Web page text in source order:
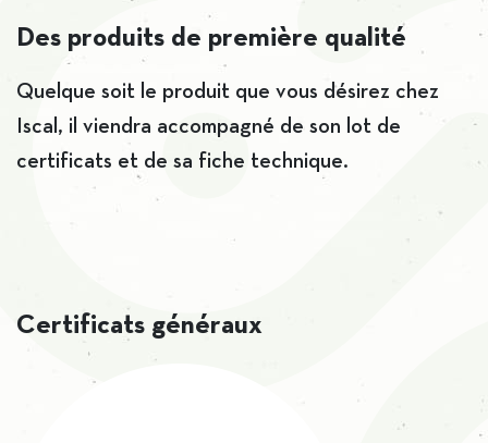
Des produits de première qualité
Quelque soit le produit que vous désirez chez
Iscal, il viendra accompagné de son lot de
certificats et de sa fiche technique.
Certificats généraux